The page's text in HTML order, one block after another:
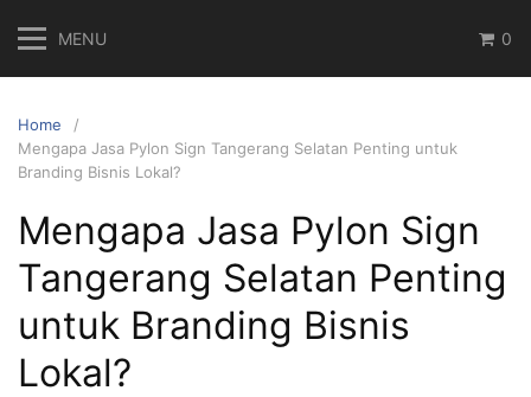
content
MENU 0
Home
Mengapa Jasa Pylon Sign Tangerang Selatan Penting untuk
Branding Bisnis Lokal?
Mengapa Jasa Pylon Sign
Tangerang Selatan Penting
untuk Branding Bisnis
Lokal?